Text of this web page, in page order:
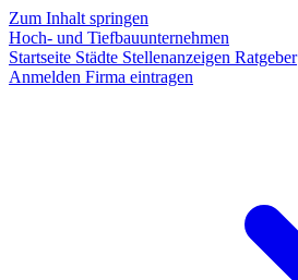
Zum Inhalt springen
Hoch- und Tiefbauunternehmen
Startseite Städte Stellenanzeigen Ratgeber
Anmelden Firma eintragen